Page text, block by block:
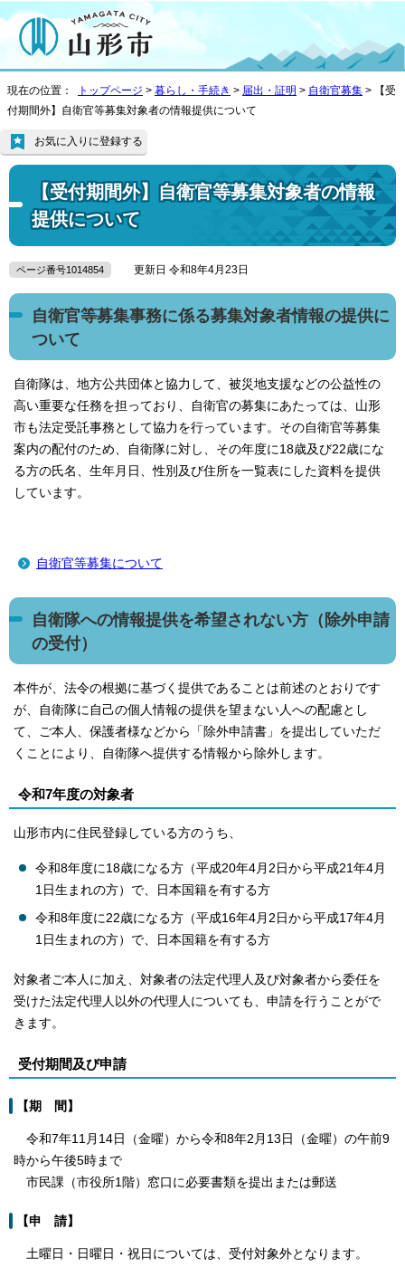
現在の位置： トップページ > 暮らし・手続き > 届出・証明 > 自衛官募集 > 【受
付期間外】自衛官等募集対象者の情報提供について
【受付期間外】自衛官等募集対象者の情報
提供について
お気に入りに登録する
ページ番号1014854 更新日 令和8年4月23日
自衛官等募集事務に係る募集対象者情報の提供に
ついて
自衛隊は、地方公共団体と協力して、被災地支援などの公益性の
高い重要な任務を担っており、自衛官の募集にあたっては、山形
市も法定受託事務として協力を行っています。その自衛官等募集
案内の配付のため、自衛隊に対し、その年度に18歳及び22歳にな
る方の氏名、生年月日、性別及び住所を一覧表にした資料を提供
しています。
自衛官等募集について
自衛隊への情報提供を希望されない方（除外申請
の受付）
本件が、法令の根拠に基づく提供であることは前述のとおりです
が、自衛隊に自己の個人情報の提供を望まない人への配慮とし
て、ご本人、保護者様などから「除外申請書」を提出していただ
くことにより、自衛隊へ提供する情報から除外します。
令和7年度の対象者
山形市内に住民登録している方のうち、
令和8年度に18歳になる方（平成20年4月2日から平成21年4月
1日生まれの方）で、日本国籍を有する方
令和8年度に22歳になる方（平成16年4月2日から平成17年4月
1日生まれの方）で、日本国籍を有する方
対象者ご本人に加え、対象者の法定代理人及び対象者から委任を
受けた法定代理人以外の代理人についても、申請を行うことがで
きます。
受付期間及び申請
【期 間】
令和7年11月14日（金曜）から令和8年2月13日（金曜）の午前9
時から午後5時まで
市民課（市役所1階）窓口に必要書類を提出または郵送
【申 請】
土曜日・日曜日・祝日については、受付対象外となります。